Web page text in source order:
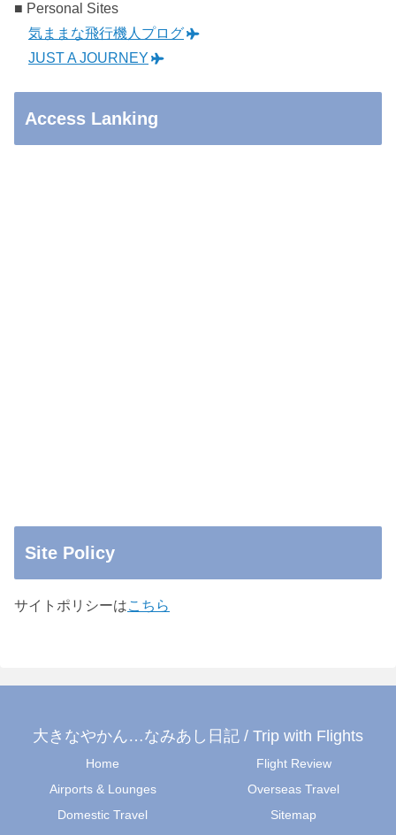
■ Personal Sites
気ままな飛行機人プログ
JUST A JOURNEY
Access Lanking
Site Policy
サイトポリシーはこちら
大きなやかん…なみあし日記 / Trip with Flights
Home
Flight Review
Airports & Lounges
Overseas Travel
Domestic Travel
Sitemap